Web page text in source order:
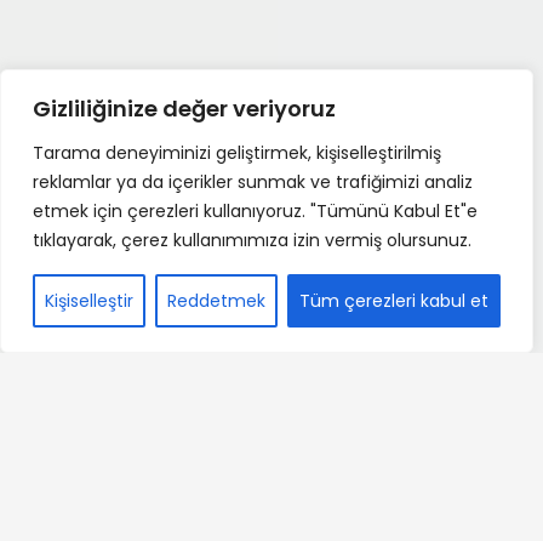
Gizliliğinize değer veriyoruz
Tarama deneyiminizi geliştirmek, kişiselleştirilmiş
reklamlar ya da içerikler sunmak ve trafiğimizi analiz
etmek için çerezleri kullanıyoruz. "Tümünü Kabul Et"e
tıklayarak, çerez kullanımımıza izin vermiş olursunuz.
Kişiselleştir Reddetmek Tüm çerezleri kabul et